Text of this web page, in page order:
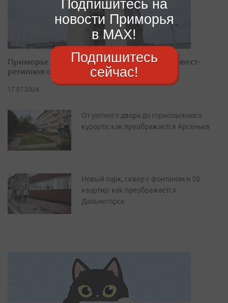
Приморье закрепилось в десятке лучших инвест-
регионов страны
17.07.2026
От уютного двора до горнолыжного
курорта: как преображается Арсеньев
Новый парк, сквер с фонтаном и 50
квартир: как преображается
Дальнегорск
Подпишитесь на
новости Приморья
в MAX!
Подпишитесь
сейчас!